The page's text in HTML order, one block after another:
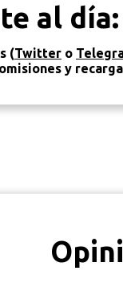
al
(Twitter o
y